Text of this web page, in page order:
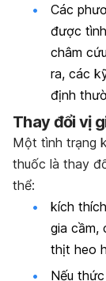
Các
được
châm
ra, các
định
Thay đổi vị
Một tình trạng
thuốc là thay
thể:
kích
gia cầm,
thịt heo
Nếu